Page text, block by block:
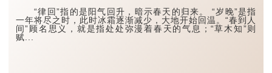
这种若隐若现的景象正
是早春的特点，展现了大自
然的微妙变化，令人对未来
充...
感受到满园的春色。“春
色”指的是春天的美景，...
“律回”指的是阳气回升，暗示春天的归来。 “岁晚”是指
一年将尽之时，此时冰霜逐渐减少，大地开始回温。“春到人
间”顾名思义，就是指处处弥漫着春天的气息；“草木知”则
赋...